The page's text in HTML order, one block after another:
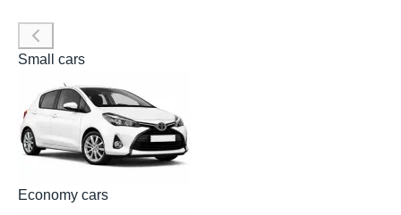
Small cars
Economy cars